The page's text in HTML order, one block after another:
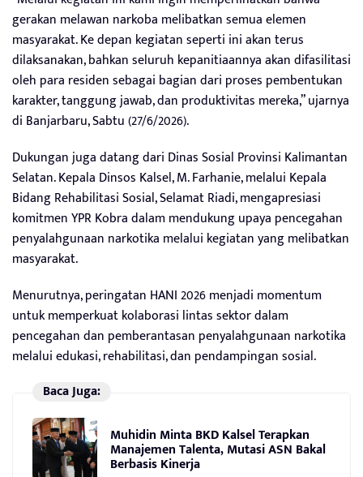
gerakan melawan narkoba melibatkan semua elemen
masyarakat. Ke depan kegiatan seperti ini akan terus
dilaksanakan, bahkan seluruh kepanitiaannya akan difasilitasi
oleh para residen sebagai bagian dari proses pembentukan
karakter, tanggung jawab, dan produktivitas mereka,” ujarnya
di Banjarbaru, Sabtu (27/6/2026).
Dukungan juga datang dari Dinas Sosial Provinsi Kalimantan
Selatan. Kepala Dinsos Kalsel, M. Farhanie, melalui Kepala
Bidang Rehabilitasi Sosial, Selamat Riadi, mengapresiasi
komitmen YPR Kobra dalam mendukung upaya pencegahan
penyalahgunaan narkotika melalui kegiatan yang melibatkan
masyarakat.
Menurutnya, peringatan HANI 2026 menjadi momentum
untuk memperkuat kolaborasi lintas sektor dalam
pencegahan dan pemberantasan penyalahgunaan narkotika
melalui edukasi, rehabilitasi, dan pendampingan sosial.
Baca Juga:
Muhidin Minta BKD Kalsel Terapkan
Manajemen Talenta, Mutasi ASN Bakal
Berbasis Kinerja